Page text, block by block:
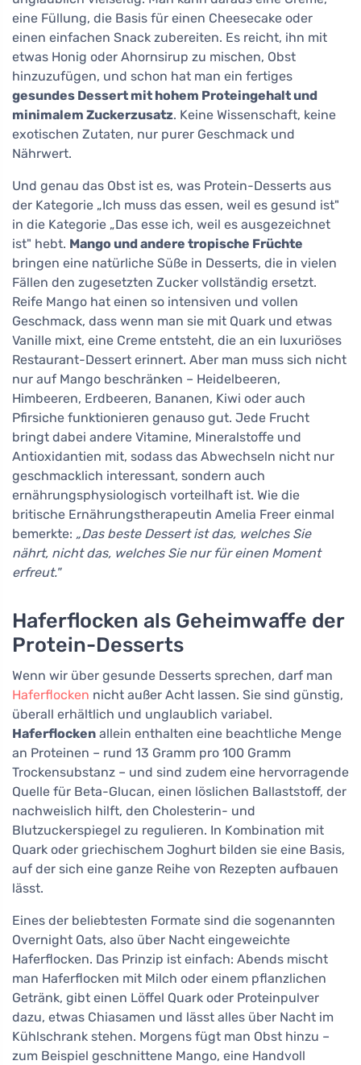
eine Füllung, die Basis für einen Cheesecake oder
einen einfachen Snack zubereiten. Es reicht, ihn mit
etwas Honig oder Ahornsirup zu mischen, Obst
hinzuzufügen, und schon hat man ein fertiges
gesundes Dessert mit hohem Proteingehalt und
minimalem Zuckerzusatz. Keine Wissenschaft, keine
exotischen Zutaten, nur purer Geschmack und
Nährwert.
Und genau das Obst ist es, was Protein-Desserts aus
der Kategorie „Ich muss das essen, weil es gesund ist"
in die Kategorie „Das esse ich, weil es ausgezeichnet
ist" hebt. Mango und andere tropische Früchte
bringen eine natürliche Süße in Desserts, die in vielen
Fällen den zugesetzten Zucker vollständig ersetzt.
Reife Mango hat einen so intensiven und vollen
Geschmack, dass wenn man sie mit Quark und etwas
Vanille mixt, eine Creme entsteht, die an ein luxuriöses
Restaurant-Dessert erinnert. Aber man muss sich nicht
nur auf Mango beschränken – Heidelbeeren,
Himbeeren, Erdbeeren, Bananen, Kiwi oder auch
Pfirsiche funktionieren genauso gut. Jede Frucht
bringt dabei andere Vitamine, Mineralstoffe und
Antioxidantien mit, sodass das Abwechseln nicht nur
geschmacklich interessant, sondern auch
ernährungsphysiologisch vorteilhaft ist. Wie die
britische Ernährungstherapeutin Amelia Freer einmal
bemerkte: „Das beste Dessert ist das, welches Sie
nährt, nicht das, welches Sie nur für einen Moment
erfreut."
Haferflocken als Geheimwaffe der
Protein-Desserts
Wenn wir über gesunde Desserts sprechen, darf man
Haferflocken nicht außer Acht lassen. Sie sind günstig,
überall erhältlich und unglaublich variabel.
Haferflocken allein enthalten eine beachtliche Menge
an Proteinen – rund 13 Gramm pro 100 Gramm
Trockensubstanz – und sind zudem eine hervorragende
Quelle für Beta-Glucan, einen löslichen Ballaststoff, der
nachweislich hilft, den Cholesterin- und
Blutzuckerspiegel zu regulieren. In Kombination mit
Quark oder griechischem Joghurt bilden sie eine Basis,
auf der sich eine ganze Reihe von Rezepten aufbauen
lässt.
Eines der beliebtesten Formate sind die sogenannten
Overnight Oats, also über Nacht eingeweichte
Haferflocken. Das Prinzip ist einfach: Abends mischt
man Haferflocken mit Milch oder einem pflanzlichen
Getränk, gibt einen Löffel Quark oder Proteinpulver
dazu, etwas Chiasamen und lässt alles über Nacht im
Kühlschrank stehen. Morgens fügt man Obst hinzu –
zum Beispiel geschnittene Mango, eine Handvoll